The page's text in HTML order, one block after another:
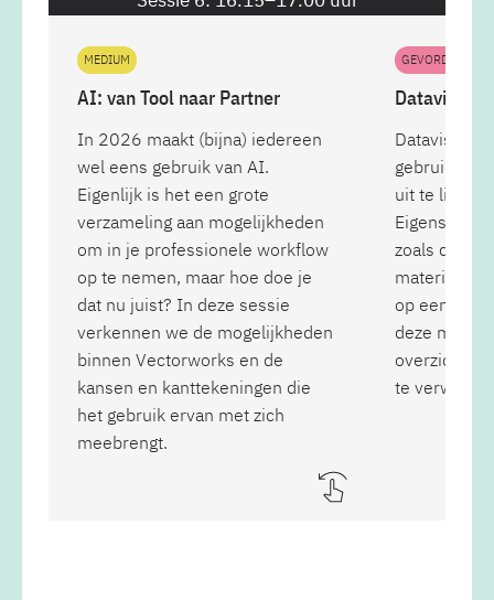
MEDIUM
AI: van Tool naar Partner
In 2026 maakt (bijna) iedereen
wel eens gebruik van AI.
Eigenlijk is het een grote
verzameling aan mogelijkheden
om in je professionele workflow
op te nemen, maar hoe doe je
dat nu juist? In deze sessie
verkennen we de mogelijkheden
binnen Vectorworks en de
kansen en kanttekeningen die
het gebruik ervan met zich
meebrengt.
GEVORDERDE
gebruik je
uit te
zoals
materialen,
op een
deze
te